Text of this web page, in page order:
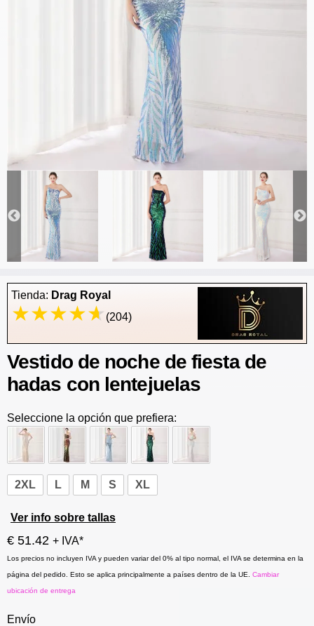
Tienda: Drag Royal
(204)
Vestido de noche de fiesta de
hadas con lentejuelas
Seleccione la opción que prefiera:
2XL L M S XL
Ver info sobre tallas
€ 51.42 + IVA*
Los precios no incluyen IVA y pueden variar del 0% al tipo normal, el IVA se determina en la
página del pedido. Esto se aplica principalmente a países dentro de la UE. Cambiar
ubicación de entrega
Envío